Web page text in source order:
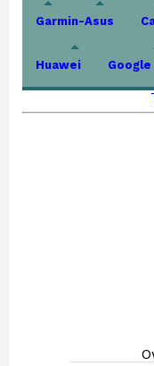
Garmin-Asus
Huawei Google